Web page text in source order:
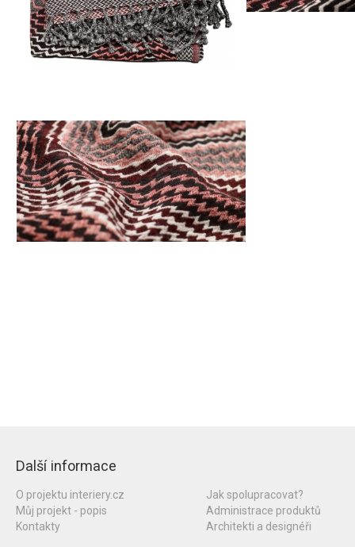
Další informace
O projektu interiery.cz
Můj projekt - popis
Kontakty
Jak spolupracovat?
Administrace produktů
Architekti a designéři